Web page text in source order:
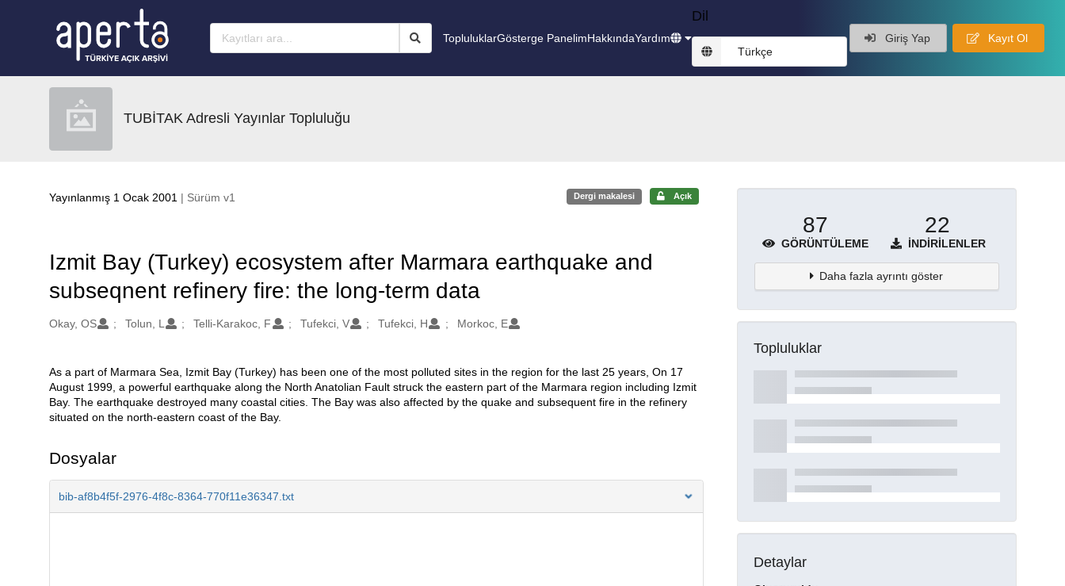
TopluluklarGösterge PanelimHakkındaYardım
Dil
Türkçe
Giriş Yap Kayıt Ol
TUBİTAK Adresli Yayınlar Topluluğu
Yayınlanmış 1 Ocak 2001 | Sürüm v1 Dergi makalesi Açık
Izmit Bay (Turkey) ecosystem after Marmara earthquake and
subseqnent refinery fire: the long-term data
Oluşturanlar
Okay, OS Tolun, L Telli-Karakoc, F Tufekci, V Tufekci, H Morkoc, E
Açıklama
As a part of Marmara Sea, Izmit Bay (Turkey) has been one of the most polluted sites in the region for the last 25 years, On 17
August 1999, a powerful earthquake along the North Anatolian Fault struck the eastern part of the Marmara region including Izmit
Bay. The earthquake destroyed many coastal cities. The Bay was also affected by the quake and subsequent fire in the refinery
situated on the north-eastern coast of the Bay.
Dosyalar
bib-af8b4f5f-2976-4f8c-8364-770f11e36347.txt
87
GÖRÜNTÜLEME
22
İNDIRILENLER
Daha fazla ayrıntı göster
Topluluklar
Detaylar